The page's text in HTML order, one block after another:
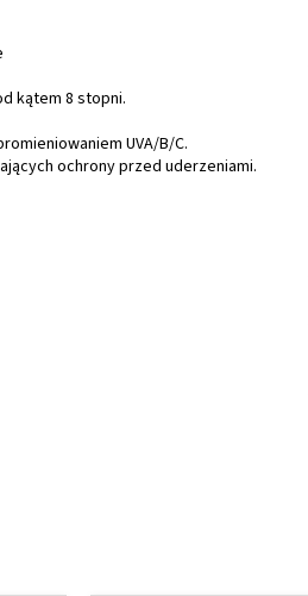
kątem 8 stopni.
UVA/B/C.
ochrony przed uderzeniami.